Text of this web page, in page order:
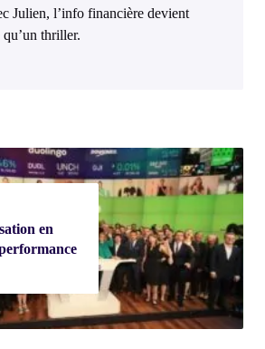
Julien, l’info financière devient
thriller.
en